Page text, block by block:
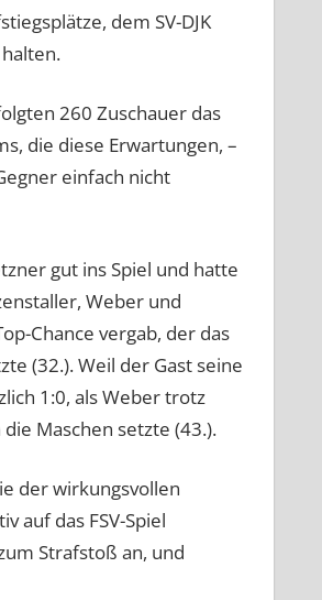
dem SV-DJK
260 Zuschauer das
die diese Erwartungen, –
einfach nicht
gut ins Spiel und hatte
Weber und
Chance vergab, der das
(32.). Weil der Gast seine
1:0, als Weber trotz
Maschen setzte (43.).
der wirkungsvollen
auf das FSV-Spiel
Strafstoß an, und